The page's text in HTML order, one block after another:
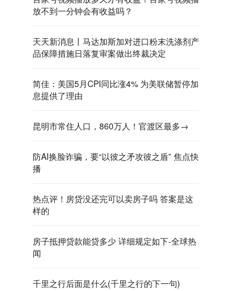
放不到一分钟会有收益吗？
天天新消息丨马达加斯加对进口粉末洗涤剂产
品保障措施日落复审案做出终裁决定
简佳：美国5月CPI同比涨4% 为美联储暂停加
息提供了理由
昆明市常住人口，860万人！官渡区最多→
防AI换脸诈骗，要“以彼之矛攻彼之盾” 焦点快
播
热点评！房贷没还完可以卖房子吗 答案是这
样的
房子抵押贷款能贷多少 详细规定如下-全球热
闻
千里之行后面是什么(千里之行的下一句)